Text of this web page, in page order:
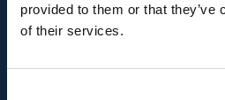
provided to them or that they’ve
of their services.
Se ha recibido un incentivo
Junta de Andalucía, por un